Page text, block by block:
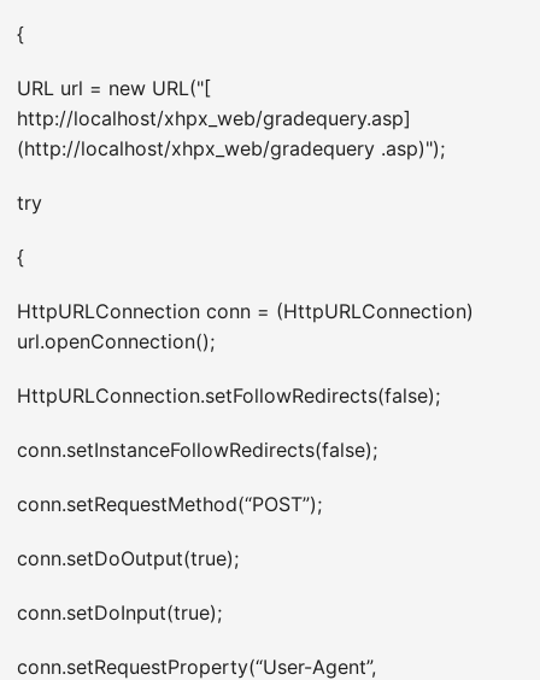
{
URL url = new URL("[
http://localhost/xhpx_web/gradequery.asp]
(http://localhost/xhpx_web/gradequery .asp)");
try
{
HttpURLConnection conn = (HttpURLConnection)
url.openConnection();
HttpURLConnection.setFollowRedirects(false);
conn.setInstanceFollowRedirects(false);
conn.setRequestMethod(“POST”);
conn.setDoOutput(true);
conn.setDoInput(true);
conn.setRequestProperty(“User-Agent”,